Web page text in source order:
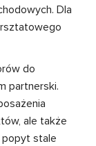
Dla
do
partnerski.
ale także
popyt stale